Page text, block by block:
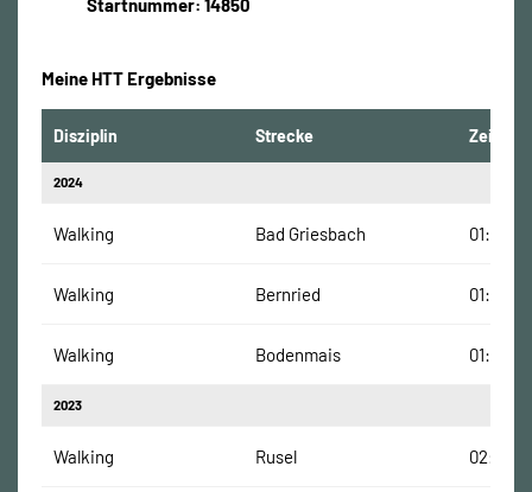
Startnummer: 14850
Meine HTT Ergebnisse
Disziplin Strecke Zeit
2024
Walking Bad Griesbach
Walking Bernried
Walking Bodenmais
2023
Walking Rusel